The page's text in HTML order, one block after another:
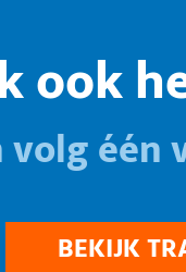
ook
volg één
BEKIJK